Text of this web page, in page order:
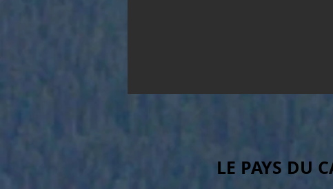
LE PAYS DU